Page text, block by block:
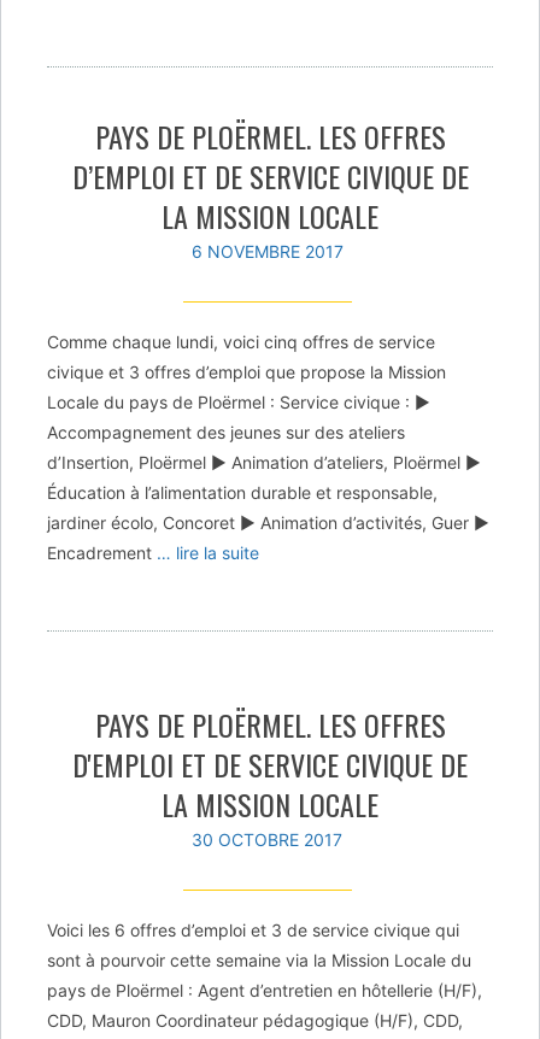
PAYS DE PLOËRMEL. LES OFFRES
D’EMPLOI ET DE SERVICE CIVIQUE DE
LA MISSION LOCALE
6 NOVEMBRE 2017
Comme chaque lundi, voici cinq offres de service
civique et 3 offres d’emploi que propose la Mission
Locale du pays de Ploërmel : Service civique : ▶
Accompagnement des jeunes sur des ateliers
d’Insertion, Ploërmel ▶ Animation d’ateliers, Ploërmel ▶
Éducation à l’alimentation durable et responsable,
jardiner écolo, Concoret ▶ Animation d’activités, Guer ▶
Encadrement … lire la suite
PAYS DE PLOËRMEL. LES OFFRES
D'EMPLOI ET DE SERVICE CIVIQUE DE
LA MISSION LOCALE
30 OCTOBRE 2017
Voici les 6 offres d’emploi et 3 de service civique qui
sont à pourvoir cette semaine via la Mission Locale du
pays de Ploërmel : Agent d’entretien en hôtellerie (H/F),
CDD, Mauron Coordinateur pédagogique (H/F), CDD,